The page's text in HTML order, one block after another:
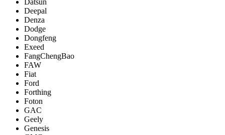
Datsun
Deepal
Denza
Dodge
Dongfeng
Exeed
FangChengBao
FAW
Fiat
Ford
Forthing
Foton
GAC
Geely
Genesis